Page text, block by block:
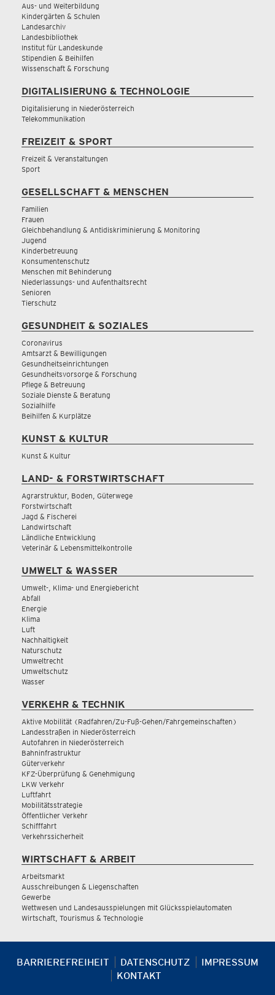
Aus- und Weiterbildung
Kindergärten & Schulen
Landesarchiv
Landesbibliothek
Institut für Landeskunde
Stipendien & Beihilfen
Wissenschaft & Forschung
DIGITALISIERUNG & TECHNOLOGIE
Digitalisierung in Niederösterreich
Telekommunikation
FREIZEIT & SPORT
Freizeit & Veranstaltungen
Sport
GESELLSCHAFT & MENSCHEN
Familien
Frauen
Gleichbehandlung & Antidiskriminierung & Monitoring
Jugend
Kinderbetreuung
Konsumentenschutz
Menschen mit Behinderung
Niederlassungs- und Aufenthaltsrecht
Senioren
Tierschutz
GESUNDHEIT & SOZIALES
Coronavirus
Amtsarzt & Bewilligungen
Gesundheitseinrichtungen
Gesundheitsvorsorge & Forschung
Pflege & Betreuung
Soziale Dienste & Beratung
Sozialhilfe
Beihilfen & Kurplätze
KUNST & KULTUR
Kunst & Kultur
LAND- & FORSTWIRTSCHAFT
Agrarstruktur, Boden, Güterwege
Forstwirtschaft
Jagd & Fischerei
Landwirtschaft
Ländliche Entwicklung
Veterinär & Lebensmittelkontrolle
UMWELT & WASSER
Umwelt-, Klima- und Energiebericht
Abfall
Energie
Klima
Luft
Nachhaltigkeit
Naturschutz
Umweltrecht
Umweltschutz
Wasser
VERKEHR & TECHNIK
Aktive Mobilität (Radfahren/Zu-Fuß-Gehen/Fahrgemeinschaften)
Landesstraßen in Niederösterreich
Autofahren in Niederösterreich
Bahninfrastruktur
Güterverkehr
KFZ-Überprüfung & Genehmigung
LKW Verkehr
Luftfahrt
Mobilitätsstrategie
Öffentlicher Verkehr
Schifffahrt
Verkehrssicherheit
WIRTSCHAFT & ARBEIT
Arbeitsmarkt
Ausschreibungen & Liegenschaften
Gewerbe
Wettwesen und Landesausspielungen mit Glücksspielautomaten
Wirtschaft, Tourismus & Technologie
BARRIEREFREIHEIT DATENSCHUTZ
IMPRESSUM
KONTAKT